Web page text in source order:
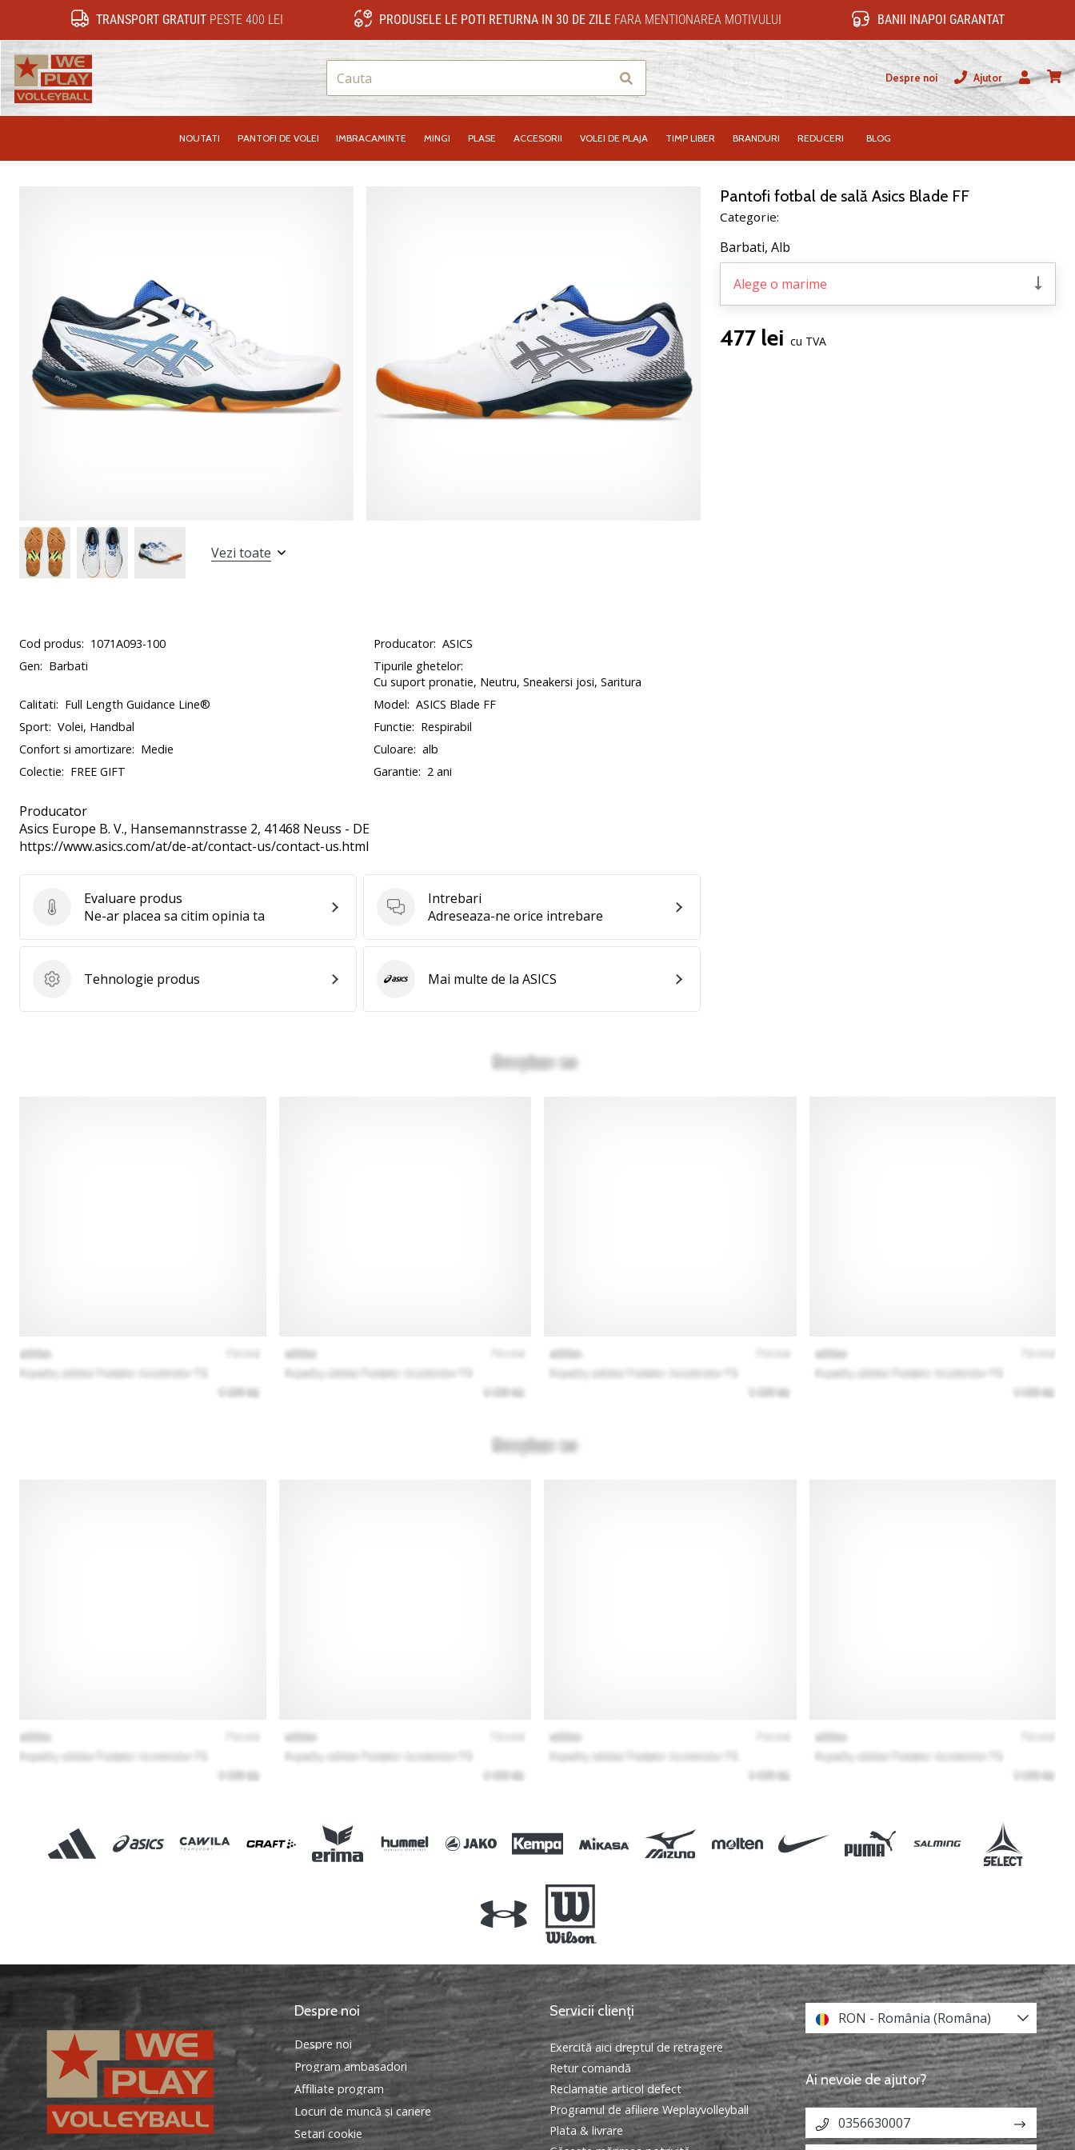
TRANSPORT GRATUITPESTE 400 LEI PRODUSELE LE POTI RETURNA IN 30 DE ZILEFARA MENTIONAREA MOTIVULUI BANII INAPOI GARANTAT
Cauta Despre noi
Ajutor
Utilizator
NOUTATI PANTOFI DE VOLEI IMBRACAMINTE MINGI PLASE ACCESORII VOLEI DE PLAJA TIMP LIBER BRANDURI REDUCERI BLOG
Pantofi fotbal de sală Asics Blade FF
Categorie:
Barbati, Alb
Alege o marime
477 lei cu TVA
Vezi toate
Cod produs: 1071A093-100 Producator: ASICS
Gen: Barbati
Tipurile ghetelor:
Cu suport pronatie, Neutru, Sneakersi josi, Saritura
Calitati: Full Length Guidance Line® Model: ASICS Blade FF
Sport: Volei, Handbal Functie: Respirabil
Confort si amortizare: Medie Culoare: alb
Colectie: FREE GIFT Garantie: 2 ani
Producator
Asics Europe B. V., Hansemannstrasse 2, 41468 Neuss - DE
https://www.asics.com/at/de-at/contact-us/contact-us.html
Evaluare produs
Evaluare produs
Ne-ar placea sa citim opinia ta
Intrebari
Intrebari
Adreseaza-ne orice intrebare
Tehnologie produs
Tehnologie produs ASICSMai multe de la ASICS
Despre noi
Despre noi
Program ambasadori
Affiliate program
Locuri de muncă și cariere
Setari cookie
Servicii clienți
Exercită aici dreptul de retragere
Retur comandă
Reclamatie articol defect
Programul de afiliere Weplayvolleyball
Plata & livrare
RON - România (Româna)
Ai nevoie de ajutor?
0356630007